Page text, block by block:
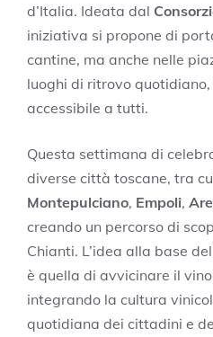
d’Italia. Ideata dal
iniziativa si propone di
cantine, ma anche nelle
luoghi di ritrovo
accessibile a tutti.
Questa settimana di
diverse città toscane, tra
Montepulciano, Empoli,
creando un percorso di
Chianti. L’idea alla base
è quella di avvicinare il
integrando la cultura
quotidiana dei cittadini e